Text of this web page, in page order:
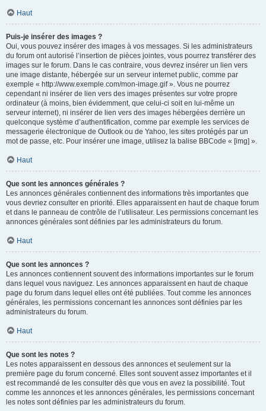
Haut
Puis-je insérer des images ?
Oui, vous pouvez insérer des images à vos messages. Si les administrateurs
du forum ont autorisé l’insertion de pièces jointes, vous pourrez transférer des
images sur le forum. Dans le cas contraire, vous devrez insérer un lien vers
une image distante, hébergée sur un serveur internet public, comme par
exemple « http://www.exemple.com/mon-image.gif ». Vous ne pourrez
cependant ni insérer de lien vers des images présentes sur votre propre
ordinateur (à moins, bien évidemment, que celui-ci soit en lui-même un
serveur internet), ni insérer de lien vers des images hébergées derrière un
quelconque système d’authentification, comme par exemple les services de
messagerie électronique de Outlook ou de Yahoo, les sites protégés par un
mot de passe, etc. Pour insérer une image, utilisez la balise BBCode « [img] ».
Haut
Que sont les annonces générales ?
Les annonces générales contiennent des informations très importantes que
vous devriez consulter en priorité. Elles apparaissent en haut de chaque forum
et dans le panneau de contrôle de l’utilisateur. Les permissions concernant les
annonces générales sont définies par les administrateurs du forum.
Haut
Que sont les annonces ?
Les annonces contiennent souvent des informations importantes sur le forum
dans lequel vous naviguez. Les annonces apparaissent en haut de chaque
page du forum dans lequel elles ont été publiées. Tout comme les annonces
générales, les permissions concernant les annonces sont définies par les
administrateurs du forum.
Haut
Que sont les notes ?
Les notes apparaissent en dessous des annonces et seulement sur la
première page du forum concerné. Elles sont souvent assez importantes et il
est recommandé de les consulter dès que vous en avez la possibilité. Tout
comme les annonces et les annonces générales, les permissions concernant
les notes sont définies par les administrateurs du forum.